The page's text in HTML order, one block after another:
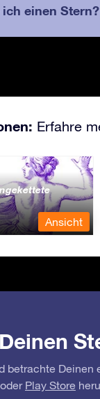
einen Stern?
Erfahre
Ansicht
betrachte Deinen
oder Play Store